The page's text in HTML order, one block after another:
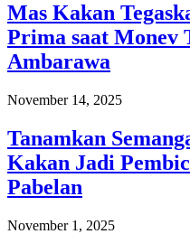
Mas Kakan
Prima saat Monev
Ambarawa
November 14, 2025
Tanamkan
Kakan Jadi
Pabelan
November 1, 2025